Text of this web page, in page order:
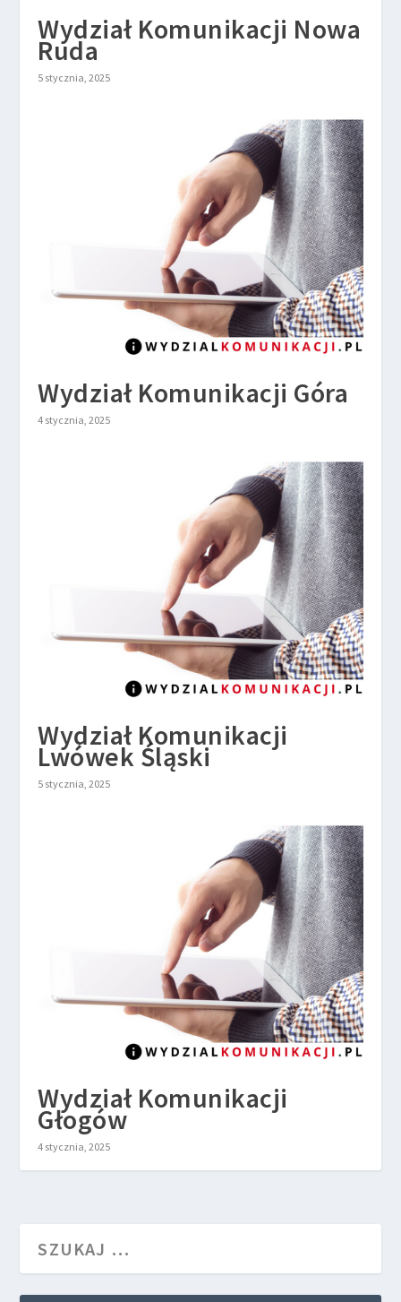
Wydział Komunikacji Nowa
Ruda
5 stycznia, 2025
Wydział Komunikacji Góra
4 stycznia, 2025
Wydział Komunikacji
Lwówek Śląski
5 stycznia, 2025
Wydział Komunikacji
Głogów
4 stycznia, 2025